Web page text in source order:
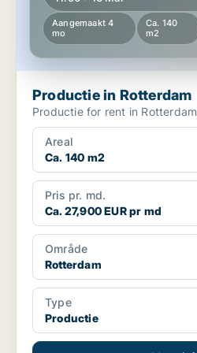
Aangemaakt 4
mo
Ca. 140
m2
Productie in Rotterdam
Productie for rent in Rotterdam
Areal
Ca. 140 m2
Pris pr. md.
Ca. 27,900 EUR pr md
Område
Rotterdam
Type
Productie